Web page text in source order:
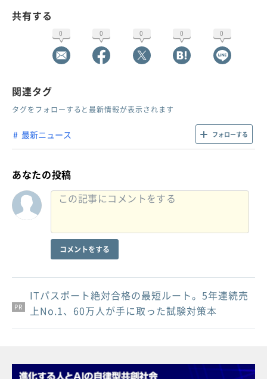
共有する
0 0 0 0 0
関連タグ
タグをフォローすると最新情報が表示されます
最新ニュース フォローする
あなたの投稿
コメントをする
PR
PR
PR
ITパスポート絶対合格の最短ルート。5年連続売
上No.1、60万人が手に取った試験対策本